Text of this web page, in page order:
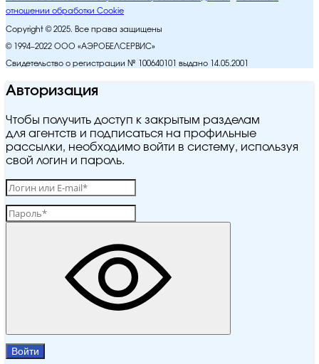
отношении обработки Cookie
Copyright © 2025. Все права защищены
© 1994–2022 ООО «АЭРОБЕЛСЕРВИС»
Свидетельство о регистрации № 100640101 выдано 14.05.2001
Авторизация
Чтобы получить доступ к закрытым разделам
для агентств и подписаться на профильные
рассылки, необходимо войти в систему, используя
свой логин и пароль.
Войти